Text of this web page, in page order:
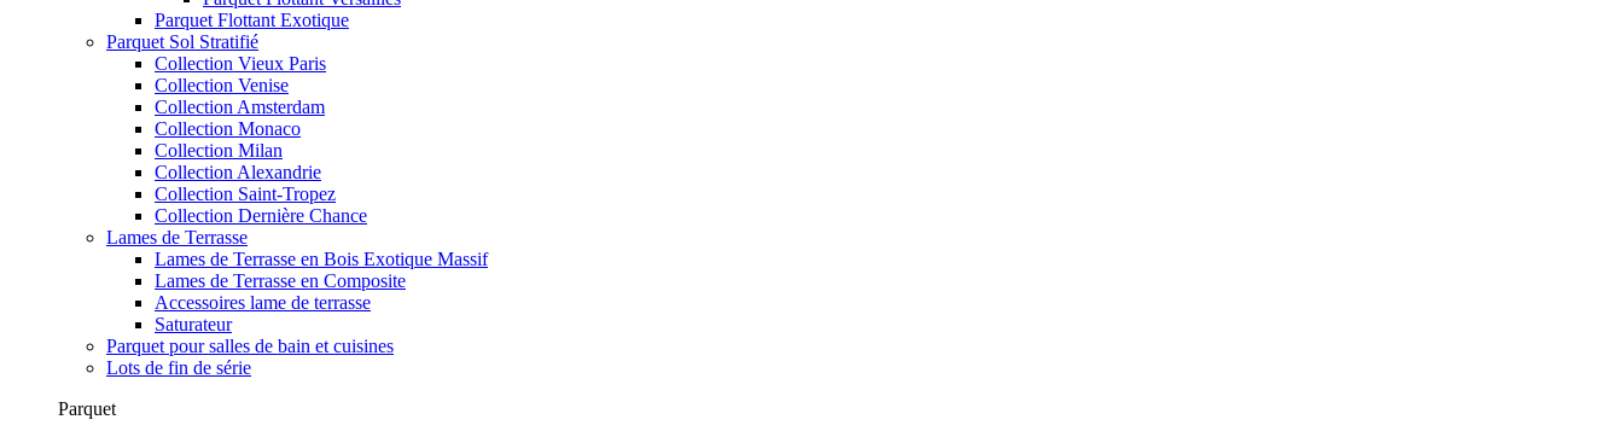
Parquet Flottant Exotique
Parquet Sol Stratifié
Collection Vieux Paris
Collection Venise
Collection Amsterdam
Collection Monaco
Collection Milan
Collection Alexandrie
Collection Saint-Tropez
Collection Dernière Chance
Lames de Terrasse
Lames de Terrasse en Bois Exotique Massif
Lames de Terrasse en Composite
Accessoires lame de terrasse
Saturateur
Parquet pour salles de bain et cuisines
Lots de fin de série
Parquet